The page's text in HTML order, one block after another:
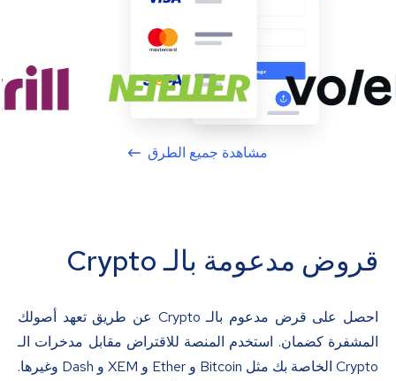
مشاهدة جميع الطرق
قروض مدعومة بالـ Crypto
احصل على قرض مدعوم بالـ Crypto عن طريق تعهد أصولك
المشفرة كضمان. استخدم المنصة للاقتراض مقابل مدخرات الـ
Crypto الخاصة بك مثل Bitcoin و Ether و XEM و Dash وغيرها.